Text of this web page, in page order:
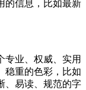
的信息，比如最新
专业、权威、实用
稳重的色彩，比如
、易读、规范的字